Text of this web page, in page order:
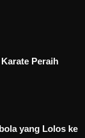
Peraih
yang Lolos ke